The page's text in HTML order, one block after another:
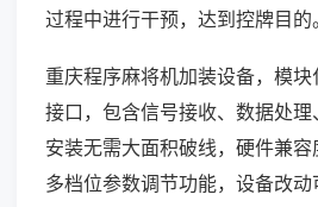
过程中进行干预，达到控牌目的。
重庆程序麻将机加装设备，模
接口，包含信号接收、数据处理
安装无需大面积破线，硬件兼
多档位参数调节功能，设备改动